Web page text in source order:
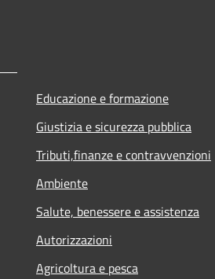
Educazione e formazione
Giustizia e sicurezza pubblica
Tributi,finanze e contravvenzioni
Ambiente
Salute, benessere e assistenza
Autorizzazioni
Agricoltura e pesca